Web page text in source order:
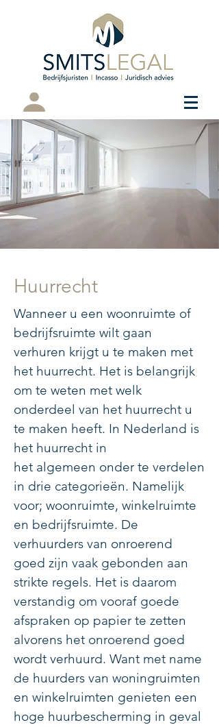
Cliëntenportaal
Huurrecht
Wanneer u een woonruimte of
bedrijfsruimte wilt gaan
verhuren krijgt u te maken met
het huurrecht. Het is belangrijk
om te weten met welk
onderdeel van het huurrecht u
te maken heeft. In Nederland is
het huurrecht in
het algemeen onder te verdelen
in drie categorieën. Namelijk
voor; woonruimte, winkelruimte
en bedrijfsruimte. De
verhuurders van onroerend
goed zijn vaak gebonden aan
strikte regels. Het is daarom
verstandig om vooraf goede
afspraken op papier te zetten
alvorens het onroerend goed
wordt verhuurd. Want met name
de huurders van woningruimten
en winkelruimten genieten een
hoge huurbescherming in geval